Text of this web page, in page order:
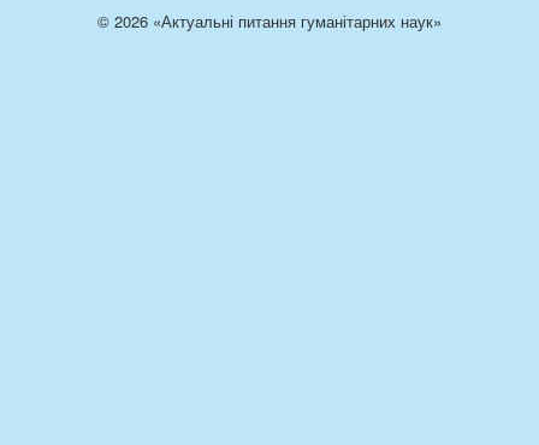
© 2026 «Актуальні питання гуманітарних наук»